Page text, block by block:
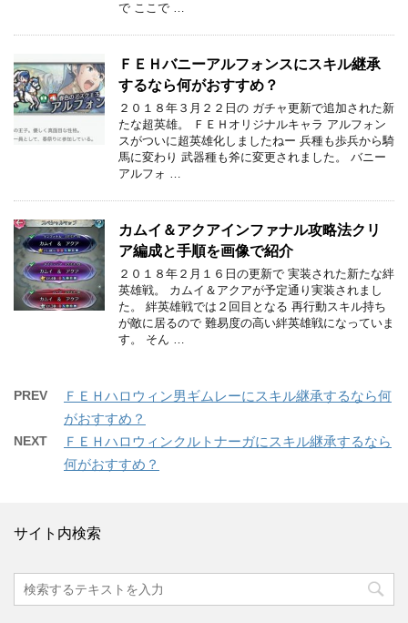
で ここで …
ＦＥＨバニーアルフォンスにスキル継承
するなら何がおすすめ？
２０１８年３月２２日の ガチャ更新で追加された新
たな超英雄。 ＦＥＨオリジナルキャラ アルフォン
スがついに超英雄化しましたねー 兵種も歩兵から騎
馬に変わり 武器種も斧に変更されました。 バニー
アルフォ …
カムイ＆アクアインファナル攻略法クリ
ア編成と手順を画像で紹介
２０１８年２月１６日の更新で 実装された新たな絆
英雄戦。 カムイ＆アクアが予定通り実装されまし
た。 絆英雄戦では２回目となる 再行動スキル持ち
が敵に居るので 難易度の高い絆英雄戦になっていま
す。 そん …
PREV
ＦＥＨハロウィン男ギムレーにスキル継承するなら何
がおすすめ？
NEXT
ＦＥＨハロウィンクルトナーガにスキル継承するなら
何がおすすめ？
サイト内検索